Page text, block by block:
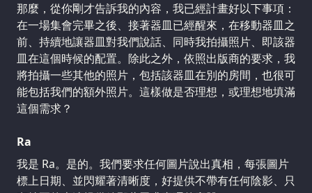
那麼，從你剛才告訴我的內容，我已經計畫好以下事項：
在一場集會完畢之後、接著器皿已經醒來，在移動器皿之
前、持續地讓器皿對我們說話、同時我拍攝照片、即該器
皿在這個時候的配置。除此之外，依照出版商的要求，我
將拍攝一些其他的照片，包括該器皿在別的房間，也很可
能包括我們的額外照片。這樣做是否理想，或理想地填滿
這個需求？
Ra
我是 Ra。是的。我們要求任何圖片說出真相，每張圖片
標上日期、並閃耀著清晰度，好提供不帶有任何陰影、只